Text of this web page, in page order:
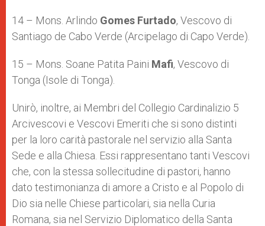
14 – Mons. Arlindo Gomes Furtado, Vescovo di
Santiago de Cabo Verde (Arcipelago di Capo Verde).
15 – Mons. Soane Patita Paini Mafi, Vescovo di
Tonga (Isole di Tonga).
Unirò, inoltre, ai Membri del Collegio Cardinalizio 5
Arcivescovi e Vescovi Emeriti che si sono distinti
per la loro carità pastorale nel servizio alla Santa
Sede e alla Chiesa. Essi rappresentano tanti Vescovi
che, con la stessa sollecitudine di pastori, hanno
dato testimonianza di amore a Cristo e al Popolo di
Dio sia nelle Chiese particolari, sia nella Curia
Romana, sia nel Servizio Diplomatico della Santa